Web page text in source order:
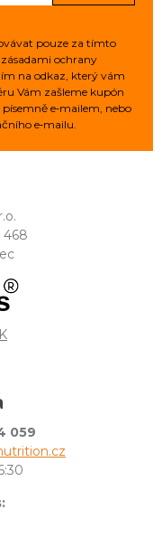
pouze za tímto
ochrany
na odkaz, který vám
Vám zašleme kupón
e‑mailem, nebo
e‑mailu.
468
059